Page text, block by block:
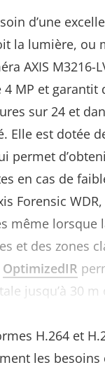
d’une
la lumière, ou
AXIS M3216-
MP et garantit
sur 24 et
Elle est dotée
permet
en cas de
Forensic
même lorsque
et des zones
OptimizedIR
jusqu’à 30
H.264 et
les besoins